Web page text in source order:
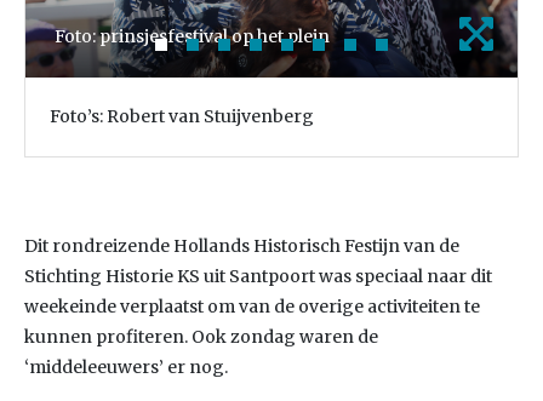
Foto: prinsjesfestival op het plein
Foto’s: Robert van Stuijvenberg
Dit rondreizende Hollands Historisch Festijn van de
Stichting Historie KS uit Santpoort was speciaal naar dit
weekeinde verplaatst om van de overige activiteiten te
kunnen profiteren. Ook zondag waren de
‘middeleeuwers’ er nog.